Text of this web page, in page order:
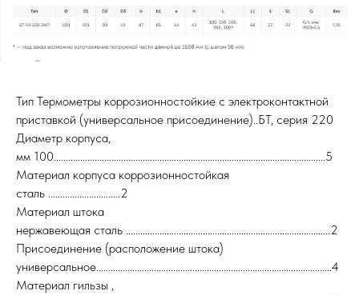
Тип Термометры кор­ро­зи­он­но­стой­кие с элек­тро­кон­такт­ной
прис­тав­кой (уни­вер­саль­ное при­со­еди­не­ние)..БТ, серия 220
Диаметр корпуса,
мм 100.................................................................................................................5
Материал корпуса коррозионностойкая
сталь ..............................2
Материал штока
нержавеющая сталь .....................................................................................2
Присоединение (расположение штока)
универсальное..................................................................................................4
Материал гильзы ,